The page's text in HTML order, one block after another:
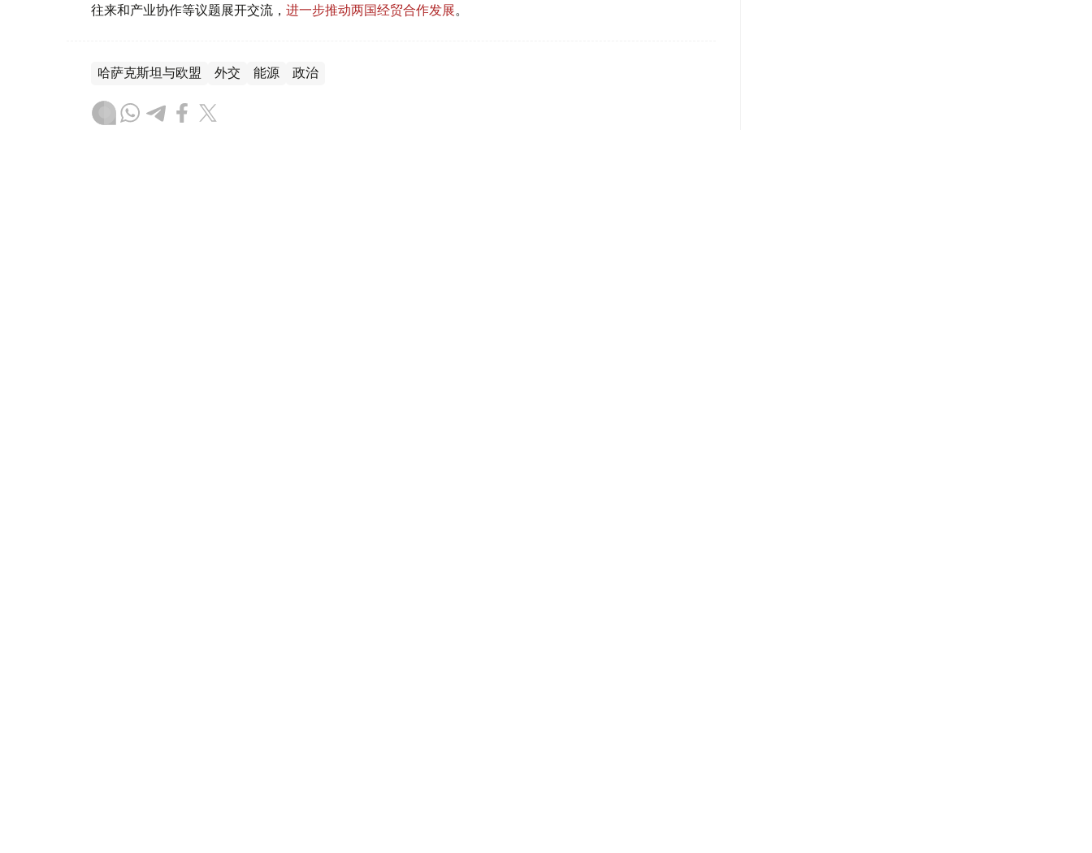
往来和产业协作等议题展开交流， 进一步推动两国经贸合作发展。
哈萨克斯坦与欧盟 外交 能源 政治